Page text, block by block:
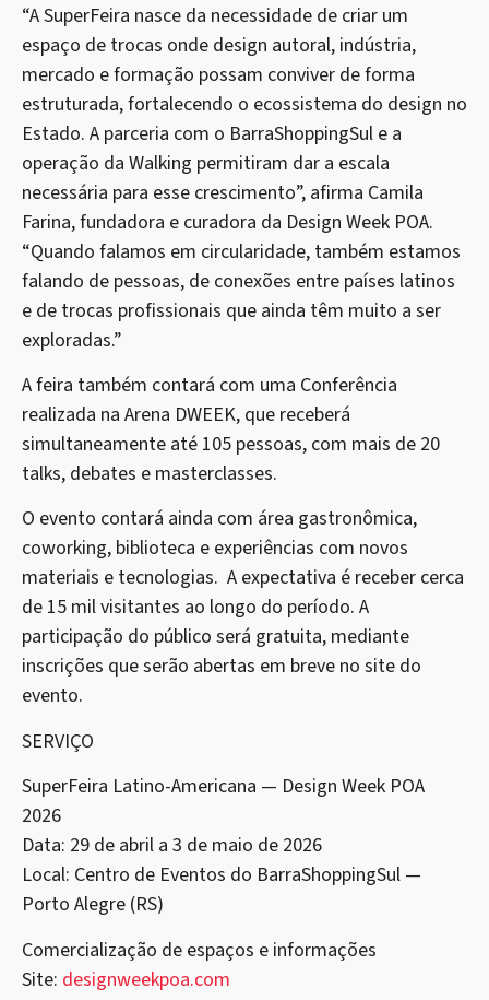
“A SuperFeira nasce da necessidade de criar um
espaço de trocas onde design autoral, indústria,
mercado e formação possam conviver de forma
estruturada, fortalecendo o ecossistema do design no
Estado. A parceria com o BarraShoppingSul e a
operação da Walking permitiram dar a escala
necessária para esse crescimento”, afirma Camila
Farina, fundadora e curadora da Design Week POA.
“Quando falamos em circularidade, também estamos
falando de pessoas, de conexões entre países latinos
e de trocas profissionais que ainda têm muito a ser
exploradas.”
A feira também contará com uma Conferência
realizada na Arena DWEEK, que receberá
simultaneamente até 105 pessoas, com mais de 20
talks, debates e masterclasses.
O evento contará ainda com área gastronômica,
coworking, biblioteca e experiências com novos
materiais e tecnologias. A expectativa é receber cerca
de 15 mil visitantes ao longo do período. A
participação do público será gratuita, mediante
inscrições que serão abertas em breve no site do
evento.
SERVIÇO
SuperFeira Latino-Americana — Design Week POA
2026
Data: 29 de abril a 3 de maio de 2026
Local: Centro de Eventos do BarraShoppingSul —
Porto Alegre (RS)
Comercialização de espaços e informações
Site: designweekpoa.com